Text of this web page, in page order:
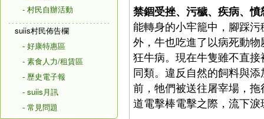
- 村民自辦活動
suiis村民佈告欄
- 好康特惠區
- 素食人力/租賃區
- 歷史電子報
- suiis月訊
- 常見問題
禁錮受挫、污穢、疾病、
能轉身的小牢籠中，腳踩
外，牛也吃進了以病死動
狂牛病。現在牛隻雖不直
同類。違反自然的飼料與
前，牠們被送往屠宰場，
道電擊棒電擊之際，流下